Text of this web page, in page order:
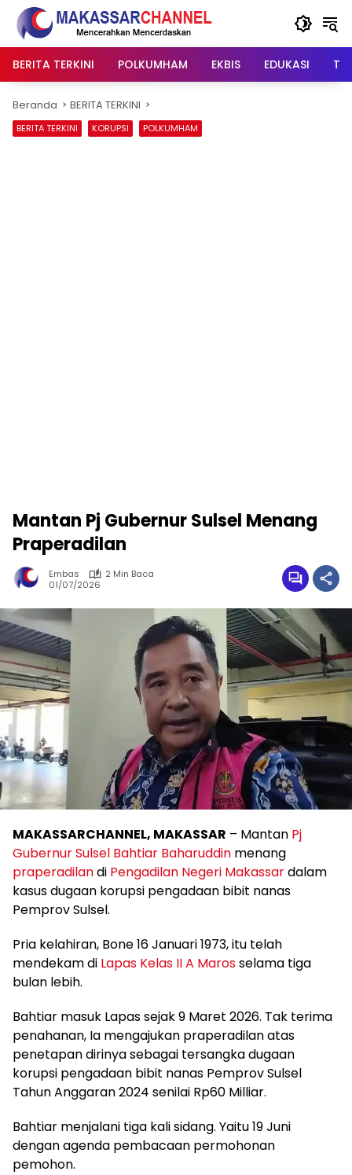
Langsung
konten
BERITA TERKINI
POLKUMHAM EKBIS EDUKASI
Beranda BERITA TERKINI
BERITA TERKINI KORUPSI POLKUMHAM
Mantan Pj Gubernur Sulsel Menang
Praperadilan
Embas
2 Min Baca
01/07/2026
MAKASSARCHANNEL, MAKASSAR – Mantan Pj
Gubernur Sulsel Bahtiar Baharuddin menang
praperadilandi Pengadilan Negeri Makassardalam
kasus dugaan korupsi pengadaan bibit nanas
Pemprov Sulsel.
Pria kelahiran, Bone 16 Januari 1973, itu telah
mendekam di Lapas Kelas II A Marosselama tiga
bulan lebih.
Bahtiar masuk Lapas sejak 9 Maret 2026. Tak terima
penahanan, Ia mengajukan praperadilan atas
penetapan dirinya sebagai tersangka dugaan
korupsi pengadaan bibit nanas Pemprov Sulsel
Tahun Anggaran 2024 senilai Rp60 Milliar.
Bahtiar menjalani tiga kali sidang. Yaitu 19 Juni
dengan agenda pembacaan permohonan
pemohon.